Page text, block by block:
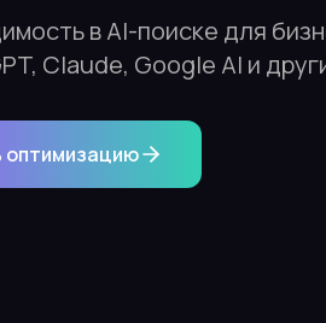
в AI-поиске для
Claude, Google AI и
оптимизацию